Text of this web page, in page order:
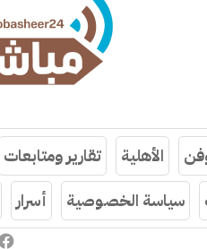
الأهلية تقارير ومتابعات
سياسة الخصوصية أسرار